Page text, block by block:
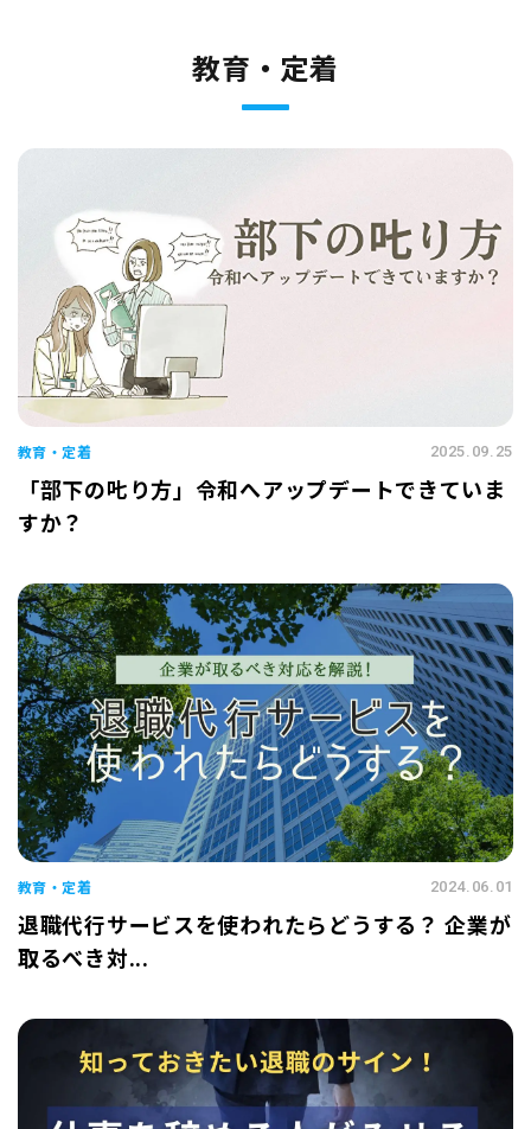
教育・定着
教育・定着 2025.09.25
「部下の𠮟り方」令和へアップデートできていま
すか？
教育・定着 2024.06.01
退職代行サービスを使われたらどうする？ 企業が
取るべき対...